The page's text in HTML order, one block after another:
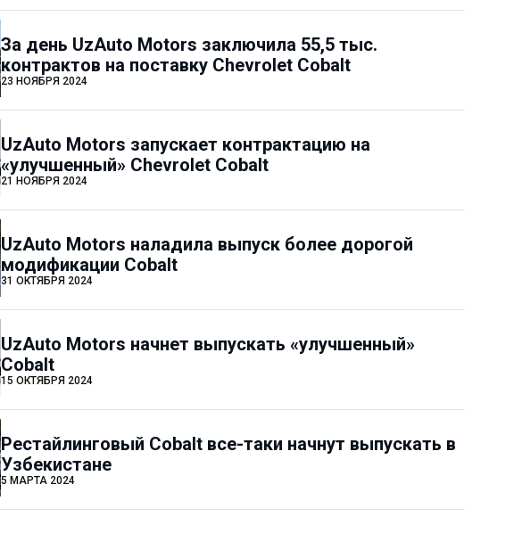
За день UzAuto Motors заключила 55,5 тыс.
контрактов на поставку Chevrolet Cobalt
23 НОЯБРЯ 2024
UzAuto Motors запускает контрактацию на
«улучшенный» Chevrolet Cobalt
21 НОЯБРЯ 2024
UzAuto Motors наладила выпуск более дорогой
модификации Cobalt
31 ОКТЯБРЯ 2024
UzAuto Motors начнет выпускать «улучшенный»
Cobalt
15 ОКТЯБРЯ 2024
Рестайлинговый Cobalt все-таки начнут выпускать в
Узбекистане
5 МАРТА 2024